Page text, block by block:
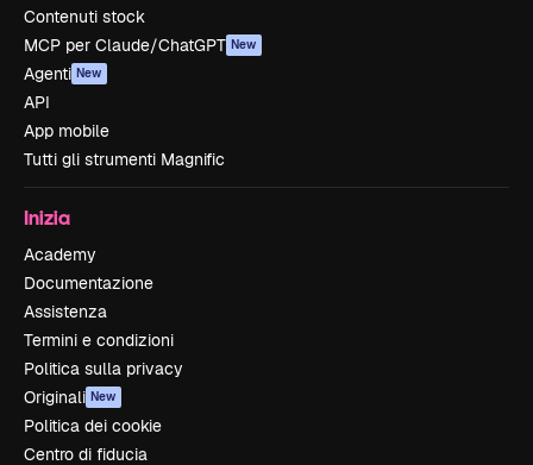
Contenuti stock
MCP per Claude/ChatGPT New
Agenti New
API
App mobile
Tutti gli strumenti Magnific
Inizia
Academy
Documentazione
Assistenza
Termini e condizioni
Politica sulla privacy
Originali New
Politica dei cookie
Centro di fiducia